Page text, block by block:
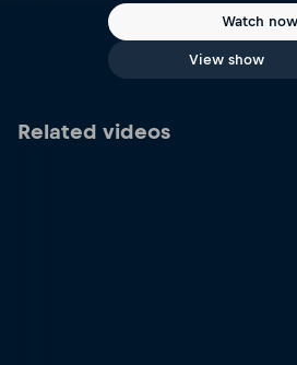
Watch now
View show
Related videos